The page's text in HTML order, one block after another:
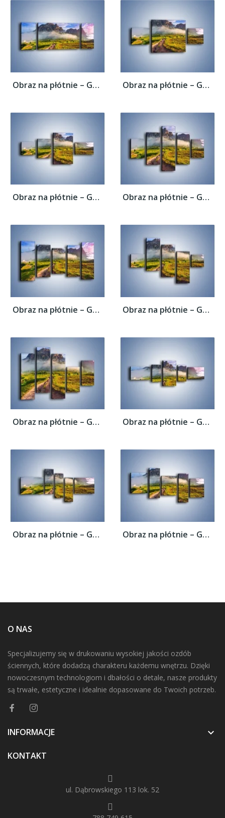
Obraz na płótnie – Góry ubrane w mgłę –... Obraz na płótnie – Góry ubrane w mgłę –...
Obraz na płótnie – Góry ubrane w mgłę –... Obraz na płótnie – Góry ubrane w mgłę –...
Obraz na płótnie – Góry ubrane w mgłę –... Obraz na płótnie – Góry ubrane w mgłę –...
Obraz na płótnie – Góry ubrane w mgłę –... Obraz na płótnie – Góry ubrane w mgłę –...
Obraz na płótnie – Góry ubrane w mgłę –... Obraz na płótnie – Góry ubrane w mgłę –...
O NAS
Specjalizujemy się w drukowaniu wysokiej jakości ozdób
ściennych, które dodadzą charakteru każdemu wnętrzu. Dzięki
nowoczesnym technologiom i dbałości o detale, nasze produkty
są trwałe, estetyczne i idealnie dopasowane do Twoich potrzeb.
INFORMACJE 
KONTAKT
ul. Dąbrowskiego 113 lok. 52